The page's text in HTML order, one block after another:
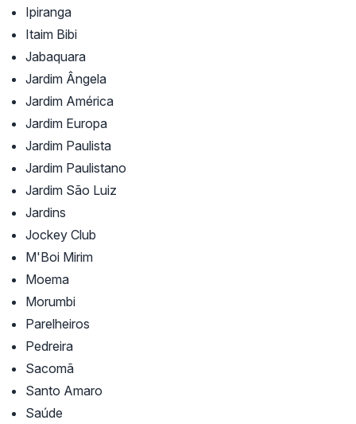
Ipiranga
Itaim Bibi
Jabaquara
Jardim Ângela
Jardim América
Jardim Europa
Jardim Paulista
Jardim Paulistano
Jardim São Luiz
Jardins
Jockey Club
M'Boi Mirim
Moema
Morumbi
Parelheiros
Pedreira
Sacomã
Santo Amaro
Saúde